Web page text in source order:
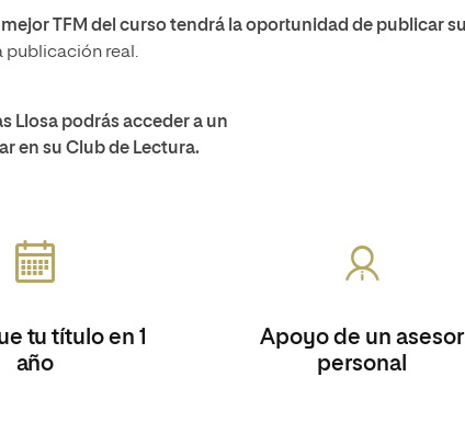
TFM del curso tendrá la oportunidad de publicar
publicación real.
Llosa podrás acceder a un
en su Club de Lectura.
tu título en 1
año
Apoyo de un asesor
personal